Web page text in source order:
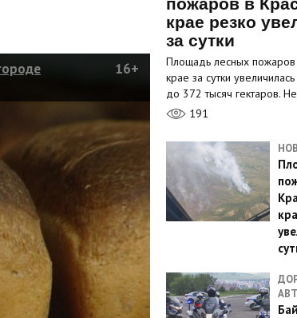
16+
крае резко
за сутки
Площадь лесных пожаров
крае за сутки
до 372 тысяч гектаров.
191